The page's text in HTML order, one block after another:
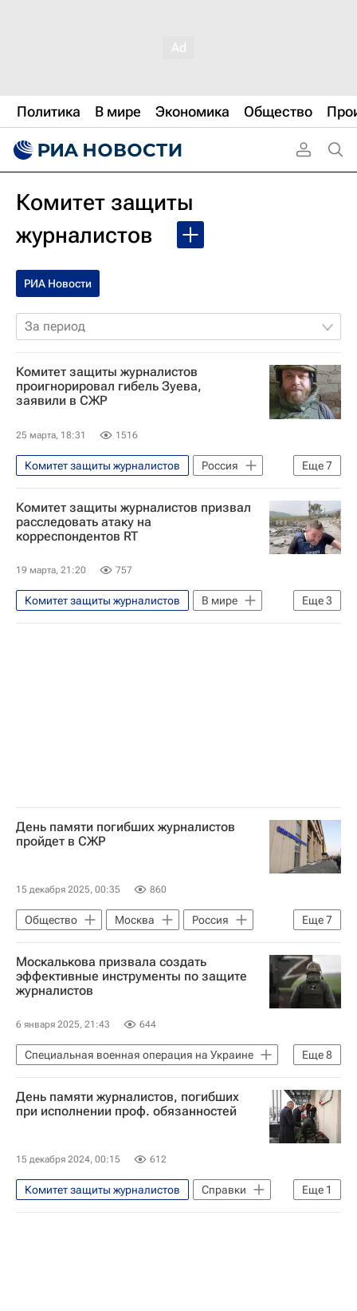
Политика В мире Экономика Общество
Комитет защиты
журналистов
РИА Новости
За период
Комитет защиты журналистов
проигнорировал гибель Зуева,
заявили в СЖР
25 марта, 18:31 1516
Еще7
Комитет защиты журналистов
Россия
Донецк
Донецкая Народная Республика
Иван Зуев
Александр Мартемьянов
Александр Федорчак (военкор)
Союз журналистов России
ЮНЕСКО
Комитет защиты журналистов призвал
расследовать атаку на
корреспондентов RT
19 марта, 21:20 757
Еще3
Комитет защиты журналистов
В мире
Ливан
Израиль
День памяти погибших журналистов
пройдет в СЖР
15 декабря 2025, 00:35 860
Еще7
Общество Москва
Россия
Югославия
Евгений Поддубный
Андрей Стенин
Анатолий Клян
Центральный дом журналиста
Союз журналистов России
Москалькова призвала создать
эффективные инструменты по защите
журналистов
6 января 2025, 21:43 644
Еще8
Специальная военная операция на Украине
Россия
Донецкая Народная Республика
Александр Мартемьянов
Вооруженные силы Украины
ЮНЕСКО
ООН
Украина
День памяти журналистов, погибших
при исполнении проф. обязанностей
15 декабря 2024, 00:15 612
Еще 1
Комитет защиты журналистов
Справки
Журналистика